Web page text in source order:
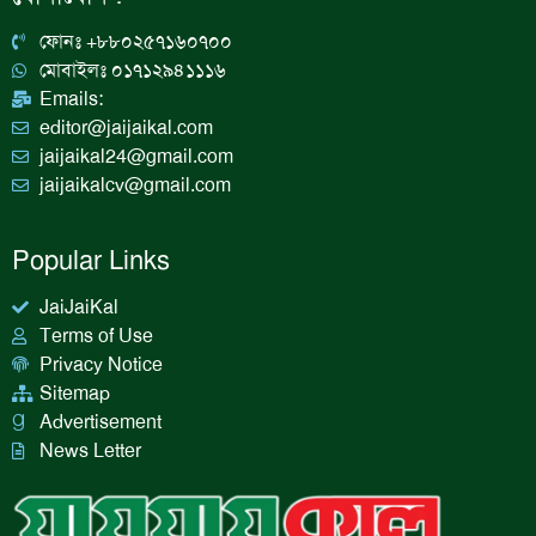
a
m
n
ফোনঃ +৮৮০২৫৭১৬০৭০০
মোবাইলঃ ০১৭১২৯৪১১১৬
Emails:
editor@jaijaikal.com
jaijaikal24@gmail.com
jaijaikalcv@gmail.com
Popular Links
JaiJaiKal
Terms of Use
Privacy Notice
Sitemap
Advertisement
News Letter